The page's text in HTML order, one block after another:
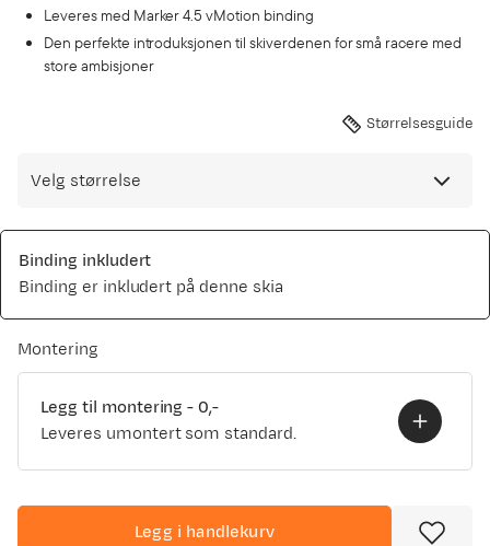
Leveres med Marker 4.5 vMotion binding
Den perfekte introduksjonen til skiverdenen for små racere med
store ambisjoner
Størrelsesguide
Velg størrelse
Binding inkludert
Binding er inkludert på denne skia
Montering
Legg til montering -0,-
Leveres umontert som standard.
Legg i handlekurv